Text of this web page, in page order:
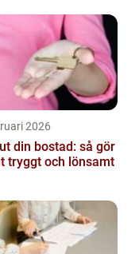
2026
din bostad: så gör
tryggt och lönsamt